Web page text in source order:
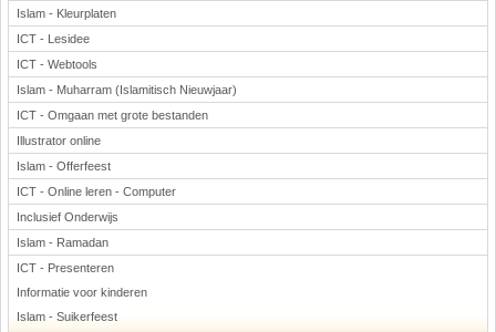
Islam - Kleurplaten
ICT - Lesidee
ICT - Webtools
Islam - Muharram (Islamitisch Nieuwjaar)
ICT - Omgaan met grote bestanden
Illustrator online
Islam - Offerfeest
ICT - Online leren - Computer
Inclusief Onderwijs
Islam - Ramadan
ICT - Presenteren
Informatie voor kinderen
Islam - Suikerfeest